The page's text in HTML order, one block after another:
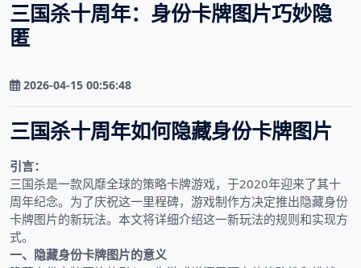
三国杀十周年：身份卡牌图片巧妙隐
匿
2026-04-15 00:56:48
三国杀十周年如何隐藏身份卡牌图片
引言：
三国杀是一款风靡全球的策略卡牌游戏，于2020年迎来了其十
周年纪念。为了庆祝这一里程碑，游戏制作方决定推出隐藏身份
卡牌图片的新玩法。本文将详细介绍这一新玩法的规则和实现方
式。
一、隐藏身份卡牌图片的意义